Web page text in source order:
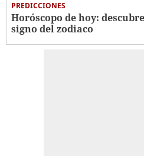
PREDICCIONES
Horóscopo de hoy:
signo del zodiaco